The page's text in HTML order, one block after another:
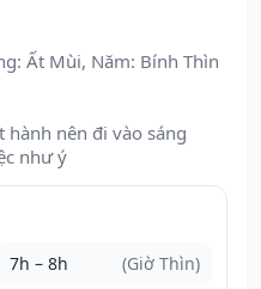
Ất Mùi, Năm: Bính Thìn
hành nên đi vào sáng
như ý
7h – 8h (Giờ Thìn)